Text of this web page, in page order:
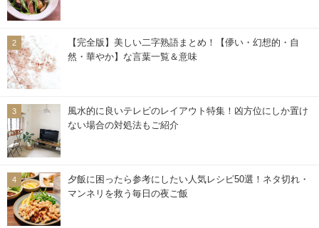
【完全版】美しい二字熟語まとめ！【儚い・幻想的・自
然・華やか】な言葉一覧＆意味
風水的に良いテレビのレイアウト特集！凶方位にしか置け
ない場合の対処法もご紹介
夕飯に困ったら参考にしたい人気レシピ50選！ネタ切れ・
マンネリを救う毎日の夜ご飯